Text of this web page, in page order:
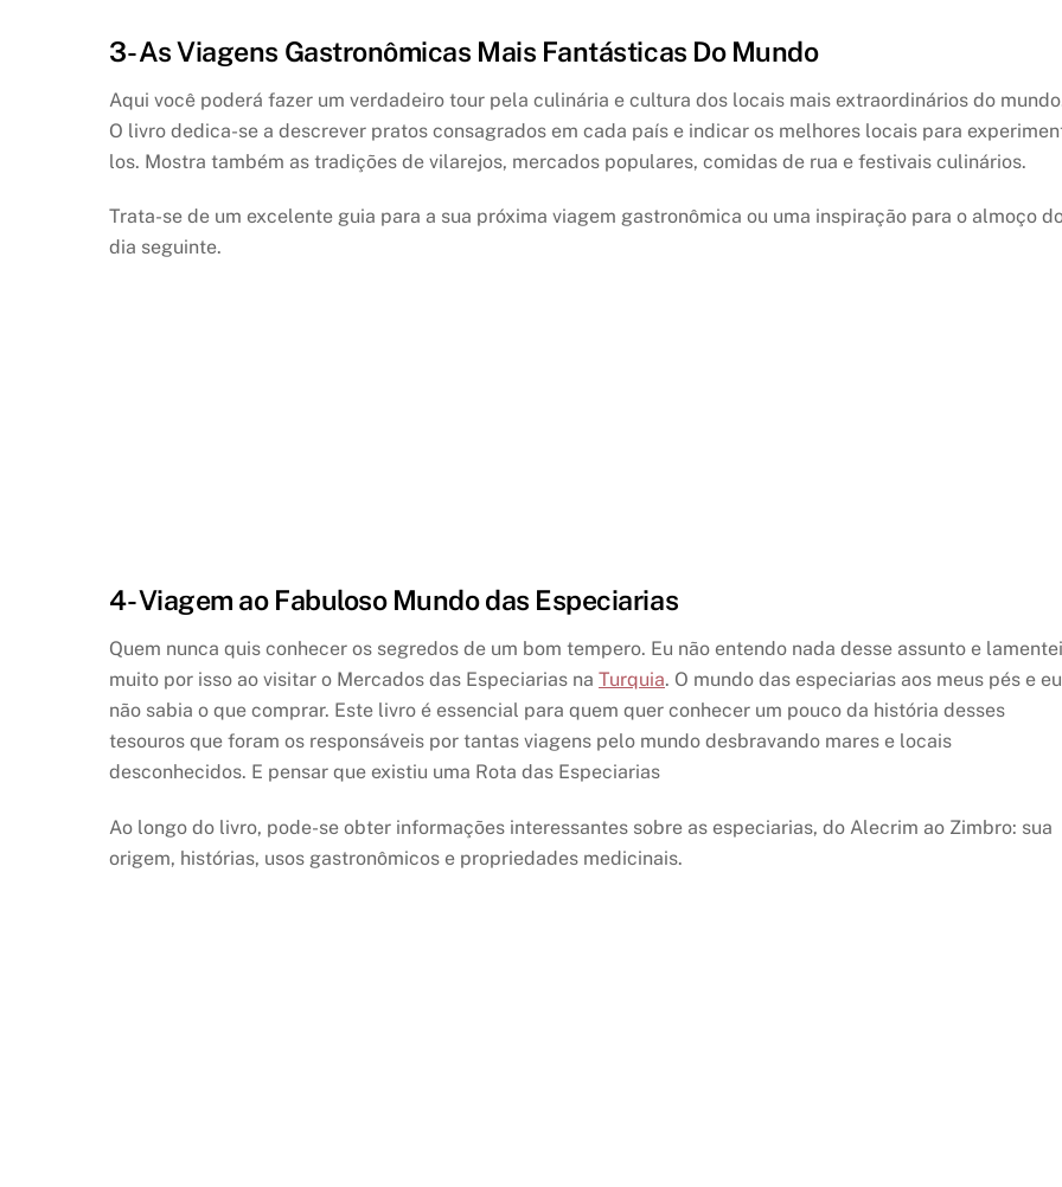
3- As Viagens Gastronômicas Mais Fantásticas Do Mundo
Aqui você poderá fazer um verdadeiro tour pela culinária e cultura dos locais mais extraordinários do
O livro dedica-se a descrever pratos consagrados em cada país e indicar os melhores locais para
los. Mostra também as tradições de vilarejos, mercados populares, comidas de rua e festivais culinários.
Trata-se de um excelente guia para a sua próxima viagem gastronômica ou uma inspiração para o almoço
dia seguinte.
4- Viagem ao Fabuloso Mundo das Especiarias
Quem nunca quis conhecer os segredos de um bom tempero. Eu não entendo nada desse assunto e lamentei
muito por isso ao visitar o Mercados das Especiarias na Turquia. O mundo das especiarias aos meus pés e eu
não sabia o que comprar. Este livro é essencial para quem quer conhecer um pouco da história desses
tesouros que foram os responsáveis por tantas viagens pelo mundo desbravando mares e locais
desconhecidos. E pensar que existiu uma Rota das Especiarias
Ao longo do livro, pode-se obter informações interessantes sobre as especiarias, do Alecrim ao Zimbro: sua
origem, histórias, usos gastronômicos e propriedades medicinais.